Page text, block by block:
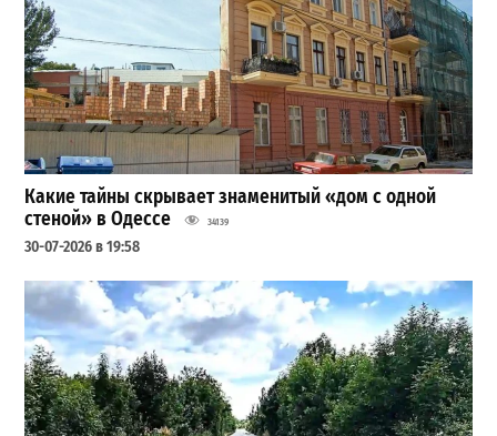
Какие тайны скрывает знаменитый «дом с одной
стеной» в Одессе
34139
30-07-2026 в 19:58